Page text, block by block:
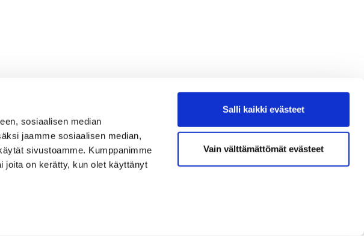
sosiaalisen median
jaamme sosiaalisen median,
sivustoamme. Kumppanimme
joita on kerätty, kun olet käyttänyt
Salli kaikki evästeet
Vain välttämättömät evästeet